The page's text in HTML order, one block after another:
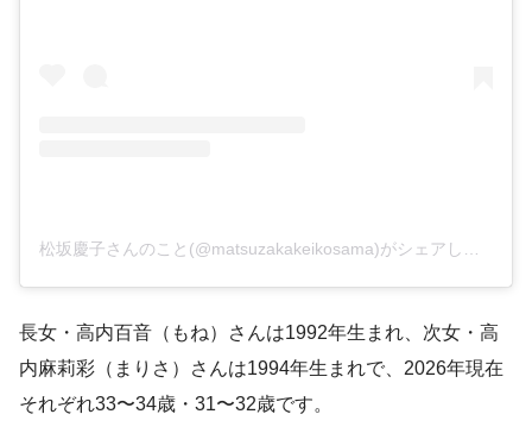
松坂慶子さんのこと(@matsuzakakeikosama)がシェアした投稿
長女・高内百音（もね）さんは1992年生まれ、次女・高
内麻莉彩（まりさ）さんは1994年生まれで、2026年現在
それぞれ33〜34歳・31〜32歳です。